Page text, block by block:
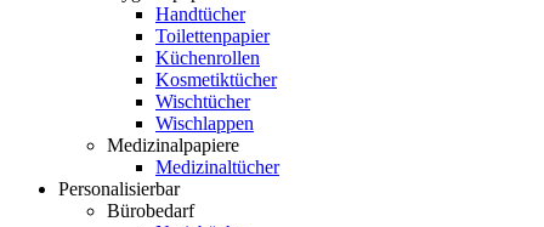
Handtücher
Toilettenpapier
Küchenrollen
Kosmetiktücher
Wischtücher
Wischlappen
Medizinalpapiere
Medizinaltücher
Personalisierbar
Bürobedarf